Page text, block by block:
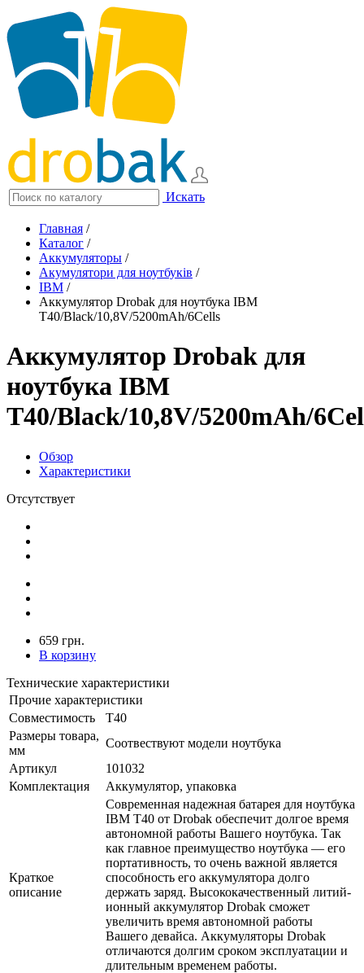
Искать
Главная /
Каталог /
Аккумуляторы /
Акумулятори для ноутбуків /
IBM /
Аккумулятор Drobak для ноутбука IBM
T40/Black/10,8V/5200mAh/6Cells
Аккумулятор Drobak для
ноутбука IBM
T40/Black/10,8V/5200mAh/
Обзор
Характеристики
Отсутствует
659 грн.
В корзину
Технические характеристики
Прочие характеристики
Совместимость
T40
Размеры товара,
мм
Соотвествуют модели ноутбука
Артикул
101032
Комплектация
Аккумулятор, упаковка
Краткое
описание
Современная надежная батарея для ноутбука
IBM T40 от Drobak обеспечит долгое время
автономной работы Вашего ноутбука. Так
как главное преимущество ноутбука — его
портативность, то очень важной является
способность его аккумулятора долго
держать заряд. Высококачественный литий-
ионный аккумулятор Drobak сможет
увеличить время автономной работы
Вашего девайса. Аккумуляторы Drobak
отличаются долгим сроком эксплуатации и
длительным временем работы.